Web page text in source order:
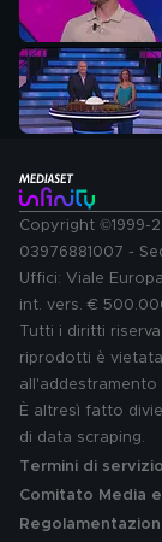
Copyright ©1999-
03976881007 -
Uffici: Viale
int. vers. €
Tutti i diritti
riprodotti è
all'addestramento
È altresì fatto
di data scraping.
Termini di servizio
Comitato Media